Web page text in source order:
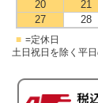
20
21
27
28
■ =定休日
土日祝日を除く平